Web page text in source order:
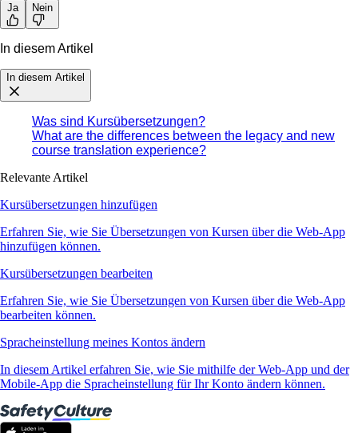
Ja Nein
In diesem Artikel
In diesem Artikel
Was sind Kursübersetzungen?
What are the differences between the legacy and new
course translation experience?
Relevante Artikel
Kursübersetzungen hinzufügen
Erfahren Sie, wie Sie Übersetzungen von Kursen über die Web-App
hinzufügen können.
Kursübersetzungen bearbeiten
Erfahren Sie, wie Sie Übersetzungen von Kursen über die Web-App
bearbeiten können.
Spracheinstellung meines Kontos ändern
In diesem Artikel erfahren Sie, wie Sie mithilfe der Web-App und der
Mobile-App die Spracheinstellung für Ihr Konto ändern können.